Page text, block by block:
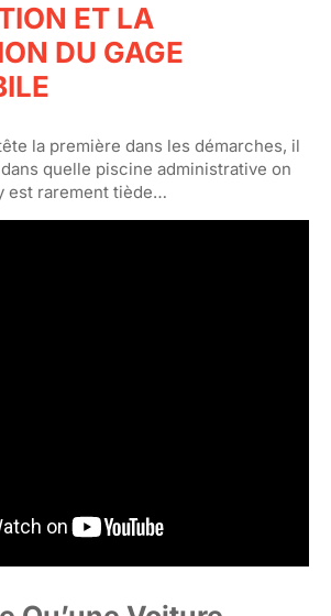
ET LA
DU GAGE
la première dans les démarches, il
quelle piscine administrative on
est rarement tiède…